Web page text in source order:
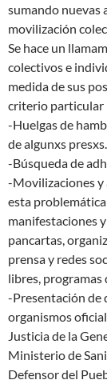
sumando nuevas
movilización
Se hace un
colectivos e
medida de sus
criterio particular
-Huelgas de
de algunxs presxs.
-Búsqueda de
-Movilizaciones y
esta
manifestaciones
pancartas,
prensa y redes
libres, programas
-Presentación de
organismos
Justicia de la
Ministerio de
Defensor del